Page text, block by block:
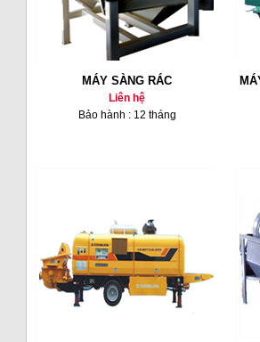
MÁY SÀNG RÁC
Liên hệ
Bảo hành : 12 tháng